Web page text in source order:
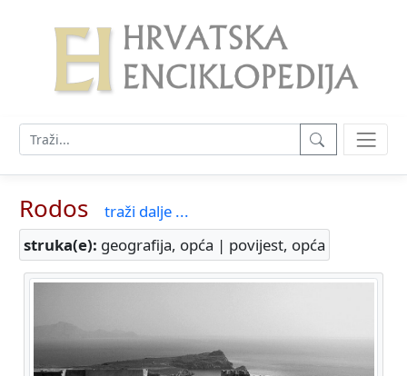
Rodos
traži dalje ...
struka(e): geografija, opća | povijest, opća